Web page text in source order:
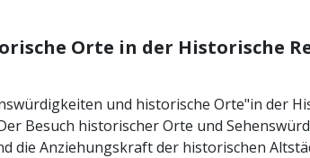
Orte in der Historische
und historische Orte"in der
Besuch historischer Orte und
die Anziehungskraft der historischen